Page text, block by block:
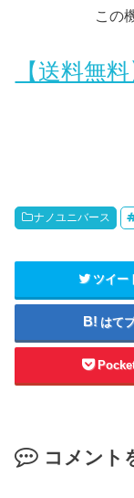
この
【送料無
ナノユニバース
ツイー
はて
コメント